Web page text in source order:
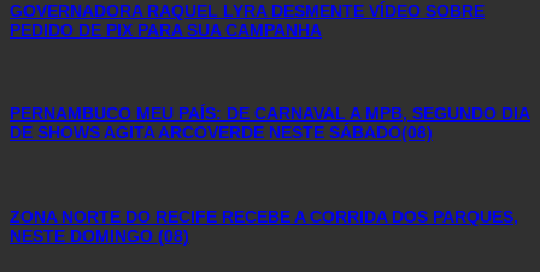
GOVERNADORA RAQUEL LYRA DESMENTE VÍDEO SOBRE
PEDIDO DE PIX PARA SUA CAMPANHA
PERNAMBUCO MEU PAÍS: DE CARNAVAL A MPB, SEGUNDO DIA
DE SHOWS AGITA ARCOVERDE NESTE SÁBADO(08)
ZONA NORTE DO RECIFE RECEBE A CORRIDA DOS PARQUES,
NESTE DOMINGO (08)